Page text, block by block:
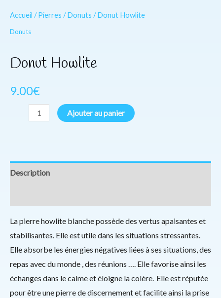
Accueil /Pierres /Donuts / Donut Howlite
Donuts
Donut Howlite
9.00€
Ajouter au panier
Description
La pierre howlite blanche possède des vertus apaisantes et
stabilisantes. Elle est utile dans les situations stressantes.
Elle absorbe les énergies négatives liées à ses situations, des
repas avec du monde , des réunions …. Elle favorise ainsi les
échanges dans le calme et éloigne la colère. Elle est réputée
pour être une pierre de discernement et facilite ainsi la prise